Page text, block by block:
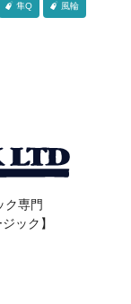
隼Q 風輪
ク専門
ック】